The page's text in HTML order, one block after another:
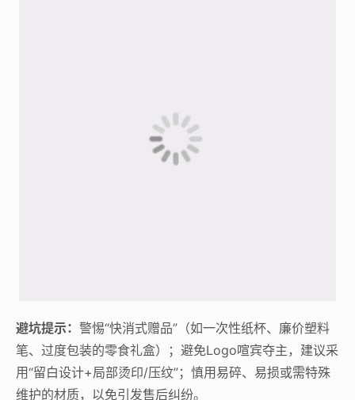
避坑提示： 警惕“快消式赠品”（如一次性纸杯、廉价塑料
笔、过度包装的零食礼盒）；避免Logo喧宾夺主，建议采
用“留白设计+局部烫印/压纹”；慎用易碎、易损或需特殊
维护的材质，以免引发售后纠纷。